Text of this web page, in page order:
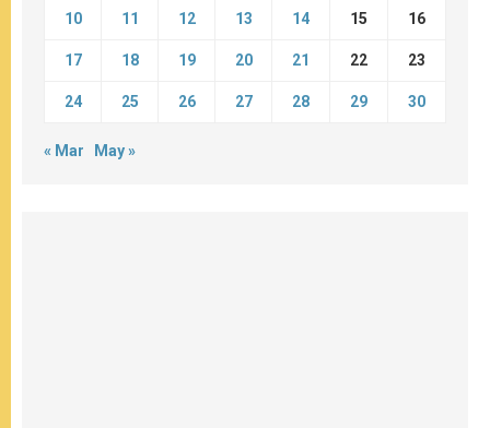
10 11 12 13 14 15 16
17 18 19 20 21 22 23
24 25 26 27 28 29 30
« Mar May »